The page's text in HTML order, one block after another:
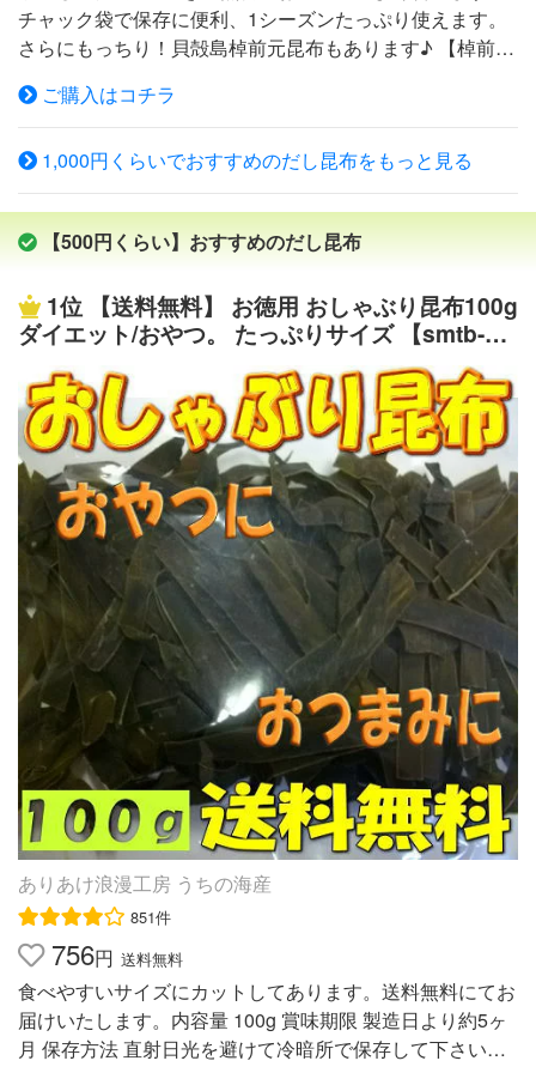
ントクーポン 激安 わけあり 値下げ 無添加 自然食
品
チャック袋で保存に便利、1シーズンたっぷり使えます。
さらにもっちり！貝殻島棹前元昆布もあります♪ 【棹前元
的身が厚くもっちりとした食感があります →詳しくはコ
チラをクリック！ 貝殻島産 早煮昆布 原材料なが昆布
（貝殻島産）（貝殻さお前採取品） 内容量200g 賞味期限
出荷時に120日以上のものをお出ししております。 保存方
法湿気を避けて常温で保存 加工者富山県高岡市問屋町90
番地 山三商事株式会社 TEL：0766-24-3660 【+ni】昆布
感 固め ☆☆☆☆★ 柔らか 身の厚さ 薄い ☆☆★
☆☆ 厚い 水戻り 遅い ☆☆☆☆★ 早い 向いている
料理 出汁 ☆☆☆☆★ 煮物 特徴 貝殻島周辺海域は
他の産地よりも潮の流れが速く、そこで育った昆布は引き
締まった身に育つ為、長時間煮ても煮崩れず、滑らかな食
感が特徴の【食べて美味しい】煮昆布です。 成昆布にな
る前の若くて柔らかい昆布（棹前昆布）で、採取時期は6
月ですが天候などにより2週間程度決められた時間しか採
ることのできない大変希少な昆布です。 ■源蔵屋「昆布巻
き用昆布」との違い■ 同じ貝殻島産の昆布ですが、幅が違
います。水で戻した後の幅が早煮昆布は10〜13cm、昆布
巻き用昆布は13cm〜15cm程度です ■日高昆布とどちらが
昆布巻きに向いているの？■ どちらも食べて美味しい煮昆
布で昆布巻きに最適です。日高昆布の方が身がしっかりと
しており、昆布巻きにして真ん中を切ると綺麗な丸が保て
ます。 甲乙つけがたい美味しさですので個人差があると
思います。是非食べ比べて見てくださいね。
ご購入はコチラ
1,000円くらいでおすすめのだし昆布をもっと見る
【500円くらい】おすすめのだし昆布
1位
【送料無料】 お徳用 おしゃぶり昆布100g
ダイエット/おやつ。 たっぷりサイズ 【smtb-m
ありあけ浪漫工房 うちの海産
851件
756円 送料無料
食べやすいサイズにカットしてあります。送料無料にてお
届けいたします。内容量 100g 賞味期限 製造日より約5ヶ
月 保存方法 直射日光を避けて冷暗所で保存して下さい。